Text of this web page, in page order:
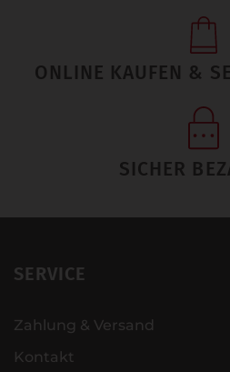
ONLINE KAUFEN &
SICHER
SERVICE
Zahlung & Versand
Kontakt